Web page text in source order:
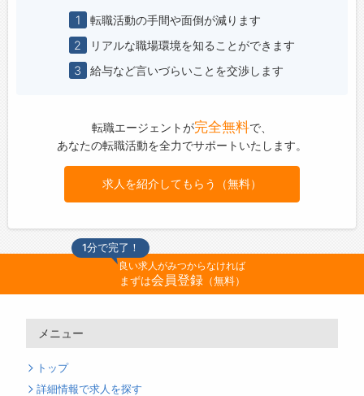
1
転職活動の手間や面倒が減ります
2
リアルな職場環境を知ることができます
3
給与など言いづらいことを交渉します
転職エージェントが完全無料で、
あなたの転職活動を全力でサポートいたします。
求人を紹介してもらう（無料）
1分で完了！
良い求人がみつからなければ
まずは会員登録（無料）
メニュー
トップ
詳細情報で求人を探す